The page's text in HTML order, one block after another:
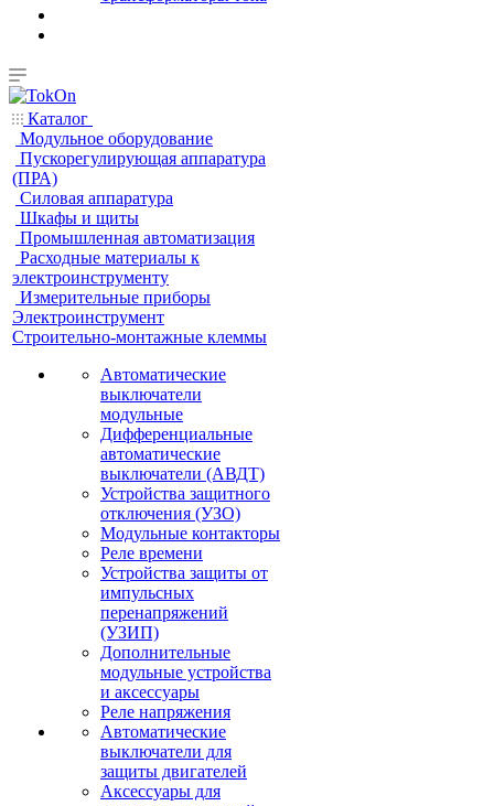
Каталог
Модульное оборудование
Пускорегулирующая аппаратура
(ПРА)
Силовая аппаратура
Шкафы и щиты
Промышленная автоматизация
Расходные материалы к
электроинструменту
Измерительные приборы
Электроинструмент
Строительно-монтажные клеммы
Автоматические
выключатели
модульные
Дифференциальные
автоматические
выключатели (АВДТ)
Устройства защитного
отключения (УЗО)
Модульные контакторы
Реле времени
Устройства защиты от
импульсных
перенапряжений
(УЗИП)
Дополнительные
модульные устройства
и аксессуары
Реле напряжения
Автоматические
выключатели для
защиты двигателей
Аксессуары для